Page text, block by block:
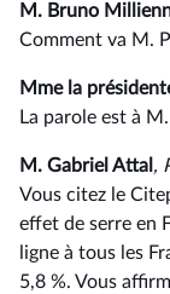
M. Bruno
Comment va M.
Mme la
La parole est à
M. Gabriel Attal ,
Vous citez le
effet de serre en
ligne à tous les
5,8 %. Vous